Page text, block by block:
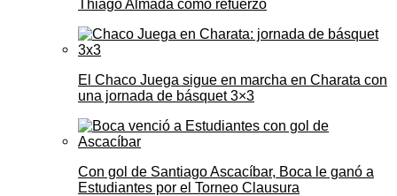
Thiago Almada como refuerzo
El Chaco Juega sigue en marcha en Charata con
una jornada de básquet 3×3
Con gol de Santiago Ascacíbar, Boca le ganó a
Estudiantes por el Torneo Clausura